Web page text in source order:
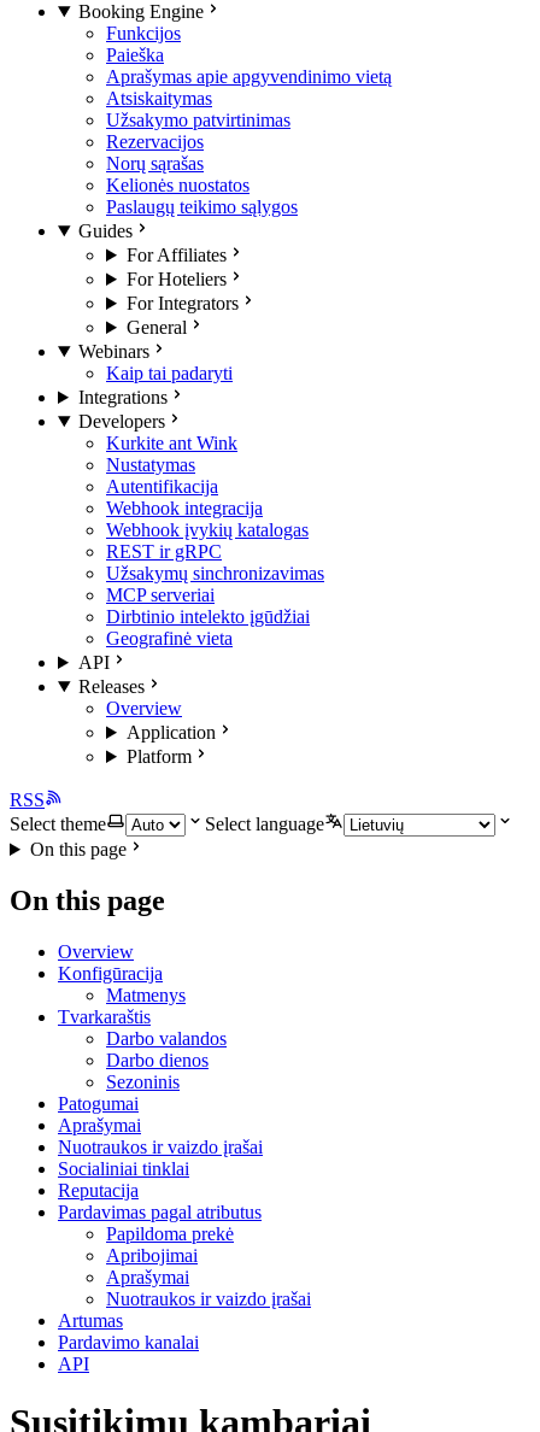
Booking Engine
Funkcijos
Paieška
Aprašymas apie apgyvendinimo vietą
Atsiskaitymas
Užsakymo patvirtinimas
Rezervacijos
Norų sąrašas
Kelionės nuostatos
Paslaugų teikimo sąlygos
Guides
For Affiliates
For Hoteliers
For Integrators
General
Webinars
Kaip tai padaryti
Integrations
Developers
Kurkite ant Wink
Nustatymas
Autentifikacija
Webhook integracija
Webhook įvykių katalogas
REST ir gRPC
Užsakymų sinchronizavimas
MCP serveriai
Dirbtinio intelekto įgūdžiai
Geografinė vieta
API
Releases
Overview
Application
Platform
RSS
Select theme
Select language
On this page
On this page
Overview
Konfigūracija
Matmenys
Tvarkaraštis
Darbo valandos
Darbo dienos
Sezoninis
Patogumai
Aprašymai
Nuotraukos ir vaizdo įrašai
Socialiniai tinklai
Reputacija
Pardavimas pagal atributus
Papildoma prekė
Apribojimai
Aprašymai
Nuotraukos ir vaizdo įrašai
Artumas
Pardavimo kanalai
API
Susitikimų kambariai